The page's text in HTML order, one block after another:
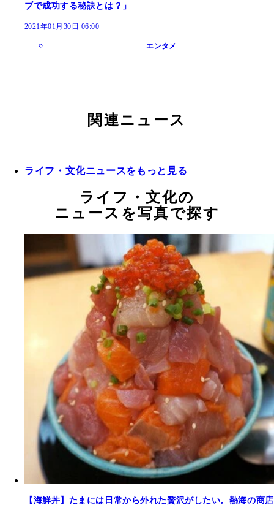
ブで成功する秘訣とは？」
2021年01月30日 06:00
エンタメ
関連ニュース
ライフ・文化ニュースをもっと見る
ライフ・文化の
ニュースを写真で探す
【海鮮丼】たまには日常から外れた贅沢がしたい。熱海の商店